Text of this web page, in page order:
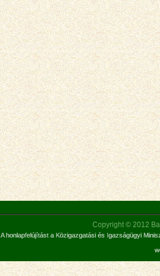
Copyright © 2012
A honlapfelújítást a Közigazgatási és Igazságügyi